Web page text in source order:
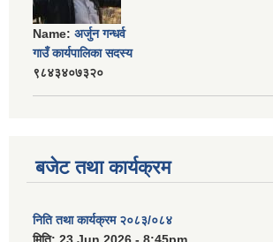
Name: अर्जुन गन्धर्व
गाउँ कार्यपालिका सदस्य
९८४३४०७३२०
बजेट तथा कार्यक्रम
निति तथा कार्यक्रम २०८३/०८४